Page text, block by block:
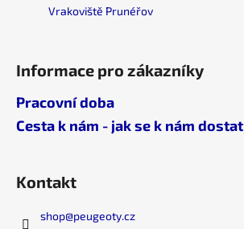
Vrakoviště Prunéřov
Informace pro zákazníky
Pracovní doba
Cesta k nám - jak se k nám dostat
Kontakt
shop@peugeoty.cz